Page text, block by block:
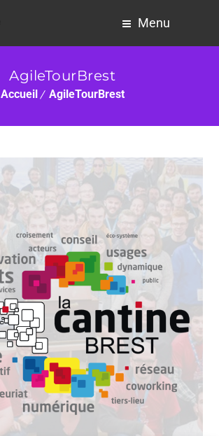
Menu
AgileTourBrest
Accueil AgileTourBrest